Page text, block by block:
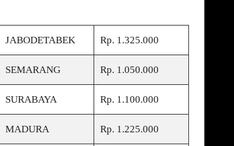
JABODETABEK Rp. 1.325.000
SEMARANG Rp. 1.050.000
SURABAYA Rp. 1.100.000
MADURA Rp. 1.225.000